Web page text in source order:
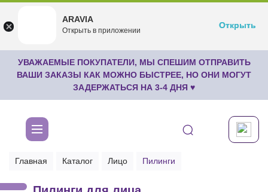
undefined
Бесплатноru.aravia.new
Открыть
УВАЖАЕМЫЕ ПОКУПАТЕЛИ, МЫ СПЕШИМ ОТПРАВИТЬ
ВАШИ ЗАКАЗЫ КАК МОЖНО БЫСТРЕЕ, НО ОНИ МОГУТ
ЗАДЕРЖАТЬСЯ НА 3-4 ДНЯ ♥
Главная Каталог Лицо Пилинги
ARAVIA
Открыть в приложении
Открыть